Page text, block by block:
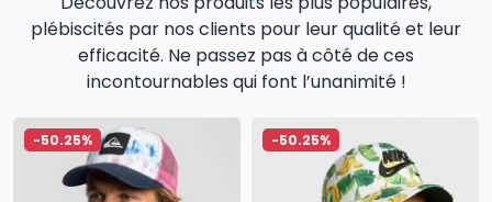
plébiscités par nos clients pour leur qualité et leur
efficacité. Ne passez pas à côté de ces
incontournables qui font l’unanimité !
-50.25% -50.25%